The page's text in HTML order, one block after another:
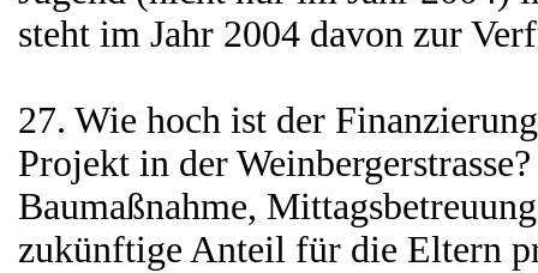
steht im Jahr 2004 davon zur
27. Wie hoch ist der
Projekt in der
Baumaßnahme,
zukünftige Anteil für die Eltern